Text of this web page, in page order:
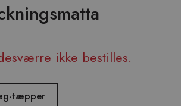
ikke bestilles.
tæpper